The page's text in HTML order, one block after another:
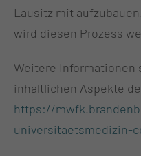
Lausitz mit
wird diesen Prozess
Weitere Informationen
inhaltlichen Aspekte
https://
universitaetsmedizin-